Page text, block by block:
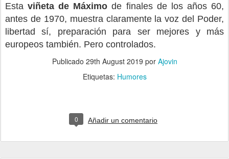
Estaviñeta de Máximo de finales de los años 60,
antes de 1970, muestra claramente la voz del Poder,
libertad sí, preparación para ser mejores y más
europeos también. Pero controlados.
Publicado 29th August 2019 por Ajovin
Etiquetas: Humores
0 Añadir un comentario